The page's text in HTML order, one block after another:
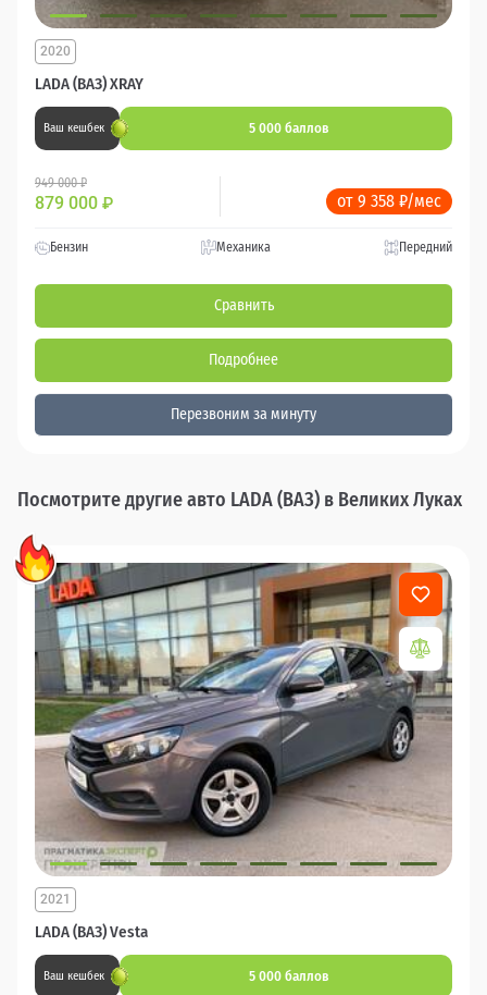
LADA (ВАЗ) XRAY
2020
Ваш кешбек 5 000 баллов
949 000 ₽
879 000 ₽ от 9 358 ₽/мес
Бензин Механика Передний
Сравнить
Подробнее
Перезвоним за минуту
Посмотрите другие авто LADA (ВАЗ) в Великих Луках
LADA (ВАЗ) Vesta
2021
Ваш кешбек 5 000 баллов